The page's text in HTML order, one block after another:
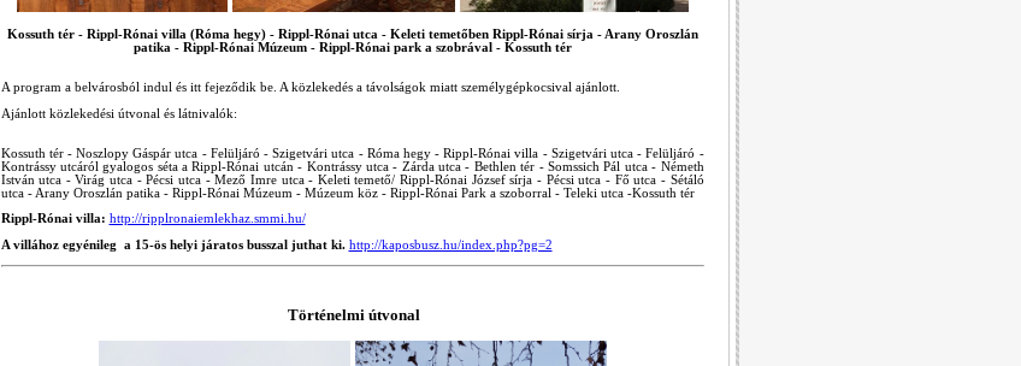
Kossuth tér - Rippl-Rónai villa (Róma hegy) - Rippl-Rónai utca - Keleti temetőben Rippl-Rónai sírja - Arany Oroszlán
patika - Rippl-Rónai Múzeum - Rippl-Rónai park a szobrával - Kossuth tér
A program a belvárosból indul és itt fejeződik be. A közlekedés a távolságok miatt személygépkocsival ajánlott.
Ajánlott közlekedési útvonal és látnivalók:
Kossuth tér - Noszlopy Gáspár utca - Felüljáró - Szigetvári utca - Róma hegy - Rippl-Rónai villa - Szigetvári utca - Felüljáró -
Kontrássy utcáról gyalogos séta a Rippl-Rónai utcán - Kontrássy utca - Zárda utca - Bethlen tér - Somssich Pál utca - Németh
István utca - Virág utca - Pécsi utca - Mező Imre utca - Keleti temető/ Rippl-Rónai József sírja - Pécsi utca - Fő utca - Sétáló
utca - Arany Oroszlán patika - Rippl-Rónai Múzeum - Múzeum köz - Rippl-Rónai Park a szoborral - Teleki utca -Kossuth tér
Rippl-Rónai villa: http://ripplronaiemlekhaz.smmi.hu/
A villához egyénileg a 15-ös helyi járatos busszal juthat ki. http://kaposbusz.hu/index.php?pg=2
Történelmi útvonal